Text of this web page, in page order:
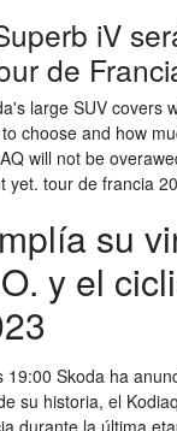
iV
de
large SUV covers
choose and how
will not be
yet. tour de francia
su
y el
19:00 Skoda ha
su historia, el
durante la última